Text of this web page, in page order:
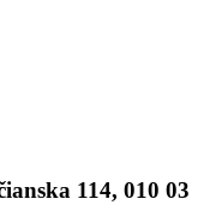
114, 010 03